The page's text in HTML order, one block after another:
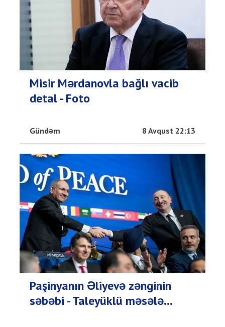
Misir Mərdanovla bağlı vacib
detal - Foto
Gündəm 8 Avqust 22:13
Paşinyanın Əliyevə zənginin
səbəbi - Taleyüklü məsələ...